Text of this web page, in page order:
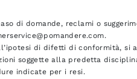
di domande, reclami o
di difetti di conformità, si
soggette alla predetta
indicate per i resi.